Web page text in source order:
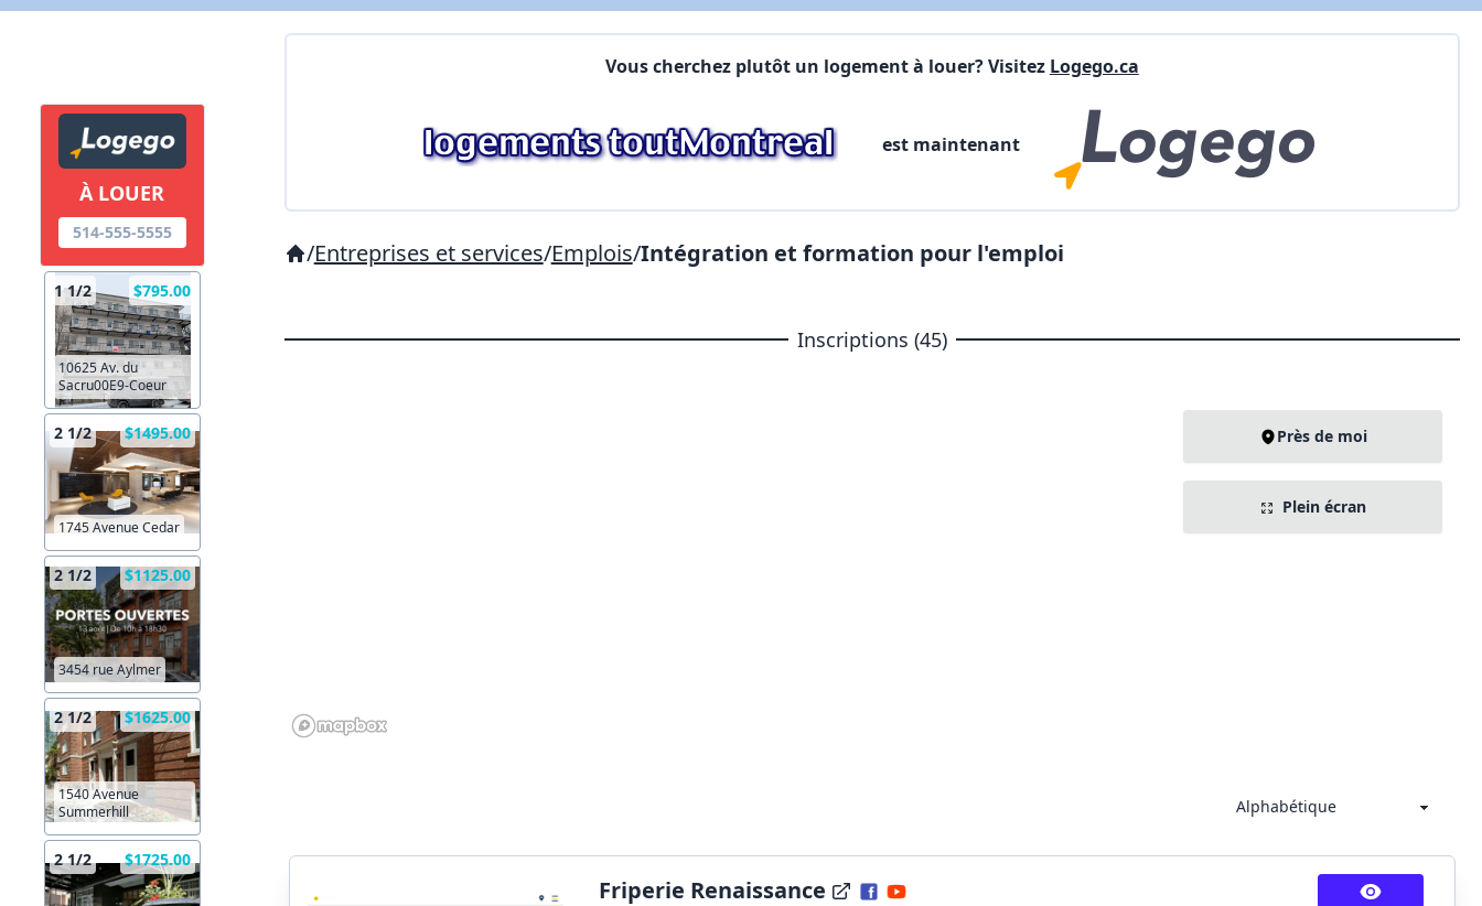
À LOUER
514-555-5555
1 1/2 $795.00
10625 Av. du
Sacru00E9-Coeur
2 1/2 $1495.00
1745 Avenue Cedar
2 1/2 $1125.00
3454 rue Aylmer
2 1/2 $1625.00
1540 Avenue
Summerhill
2 1/2 $1725.00
Vous cherchez plutôt un logement à louer? Visitez Logego.ca
est maintenant
/Entreprises et services/Emplois/Intégration et formation pour l'emploi
Inscriptions (45)
Près de moi
Plein écran
Friperie Renaissance
X Fermer Envoyez
Commentaires: